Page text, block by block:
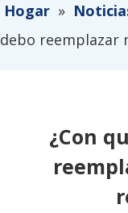
Hogar »
debo reemplazar
¿Con